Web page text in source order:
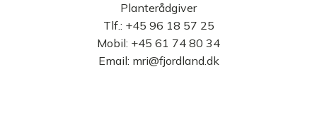
Planterådgiver
Tlf.: +45 96 18 57 25
Mobil: +45 61 74 80 34
Email: mri@fjordland.dk